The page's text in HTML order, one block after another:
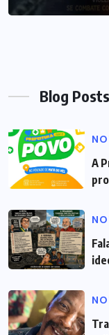
Blog Posts
A